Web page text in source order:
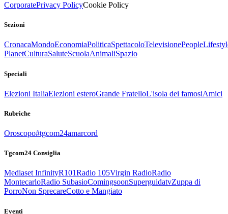
CorporatePrivacy PolicyCookie Policy
Sezioni
CronacaMondoEconomiaPoliticaSpettacoloTelevisionePeople
PlanetCulturaSaluteScuolaAnimaliSpazio
Speciali
Elezioni ItaliaElezioni esteroGrande FratelloL'isola dei famosiAmici
Rubriche
Oroscopo#tgcom24amarcord
Tgcom24 Consiglia
Mediaset InfinityR101Radio 105Virgin RadioRadio
MontecarloRadio SubasioComingsoonSuperguidatvZuppa di
PorroNon SprecareCotto e Mangiato
Eventi